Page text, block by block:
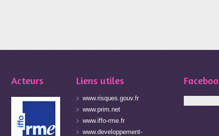
Acteurs Liens utiles
www.risques.gouv.fr
www.prim.net
www.iffo-rme.fr
www.developpement-